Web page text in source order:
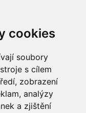
cookies
soubory
s cílem
zobrazení
analýzy
a zjištění